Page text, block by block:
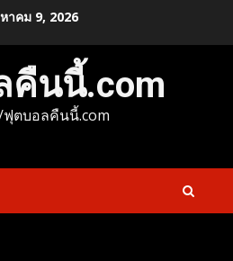
าคม 9, 2026
คืนนี้.com
ตบอลคืนนี้.com